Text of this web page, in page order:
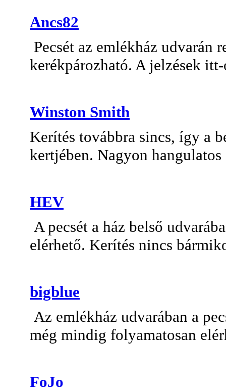
Ancs82
Pecsét az emlékház udvarán
kerékpározható. A jelzések
Winston Smith
Kerítés továbbra sincs, így a
kertjében. Nagyon
HEV
A pecsét a ház belső
elérhető. Kerítés nincs
bigblue
Az emlékház udvarában a
még mindig folyamatosan
FoJo